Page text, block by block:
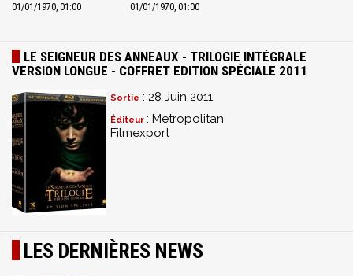
01/01/1970, 01:00 01/01/1970, 01:00
LE SEIGNEUR DES ANNEAUX - TRILOGIE INTÉGRALE
VERSION LONGUE - COFFRET EDITION SPÉCIALE 2011
Sortie : 28 Juin 2011
Éditeur : Metropolitan
Filmexport
LES DERNIÈRES NEWS